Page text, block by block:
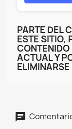
PARTE DEL
ESTE SITIO,
CONTENIDO
ACTUAL Y